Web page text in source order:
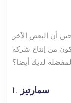
أن البعض الآخر
من إنتاج شركة
لديك أيضا؟
1. سمارتيز